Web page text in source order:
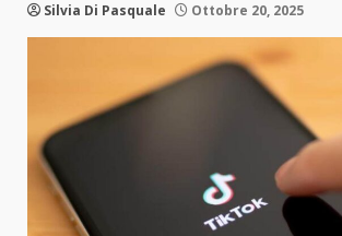
Silvia Di Pasquale Ottobre 20, 2025